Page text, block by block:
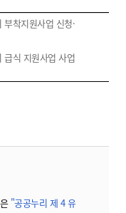
착지원사업 신청·
급식 지원사업 사업
"공공누리 제 4 유